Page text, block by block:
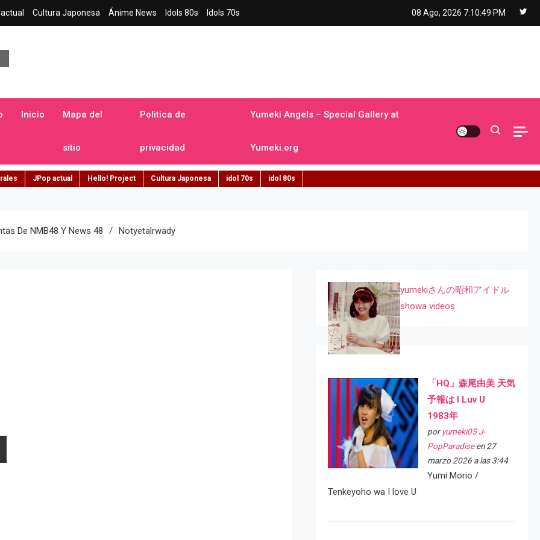
Cultura Japonesa Ánime News Idols 80s Idols 70s 08 Ago, 2026 7:10:50 PM
Inicio Mapa del
sitio
Politica de
privacidad
Yumeki Angels – Special Gallery at
Yumeki.org
JPop actual Hello! Project Cultura Japonesa idol 70s idol 80s
De NMB48 Y News 48 Notyetalrwady
yumekiさんの昭和アイドル
showa videos
「HQ」森尾由美 天気
予報は I Luv U
1983年
por yumeki05 J-
PopParadiseen 27
marzo 2026 a las 3:44
Yumi Morio /
Tenkeyoho wa I love U